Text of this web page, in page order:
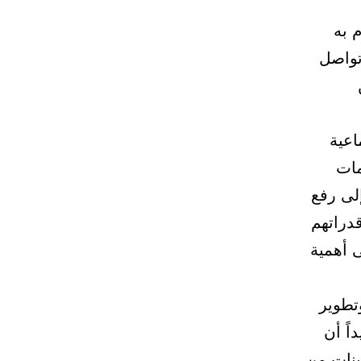
به
رفع
أهمية
أن